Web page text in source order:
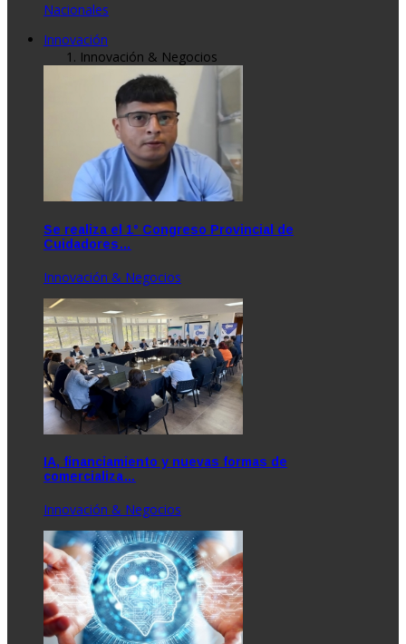
Nacionales
Innovación
Innovación & Negocios
Se realiza el 1° Congreso Provincial de
Cuidadores…
Innovación & Negocios
IA, financiamiento y nuevas formas de
comercializa…
Innovación & Negocios